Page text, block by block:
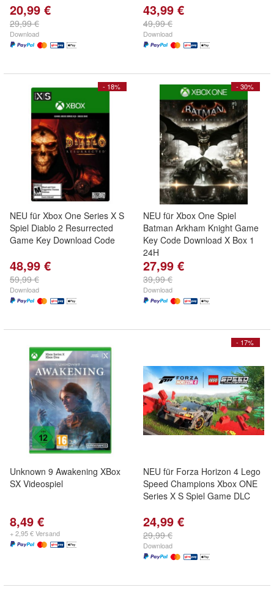
20,99 €
29,99 €
Download
43,99 €
49,99 €
Download
- 18%
NEU für Xbox One Series X S
Spiel Diablo 2 Resurrected
Game Key Download Code
48,99 €
59,99 €
Download
- 30%
NEU für Xbox One Spiel
Batman Arkham Knight Game
Key Code Download X Box 1
24H
27,99 €
39,99 €
Download
Unknown 9 Awakening XBox
SX Videospiel
8,49 €
+ 2,95 € Versand
- 17%
NEU für Forza Horizon 4 Lego
Speed Champions Xbox ONE
Series X S Spiel Game DLC
24,99 €
29,99 €
Download